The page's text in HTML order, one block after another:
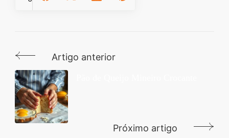
Navegação
de
post
Artigo anterior
Próximo artigo